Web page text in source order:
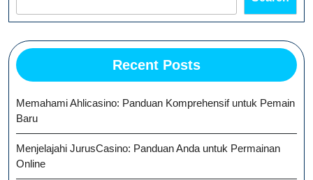
Recent Posts
Memahami Ahlicasino: Panduan Komprehensif untuk Pemain
Baru
Menjelajahi JurusCasino: Panduan Anda untuk Permainan
Online